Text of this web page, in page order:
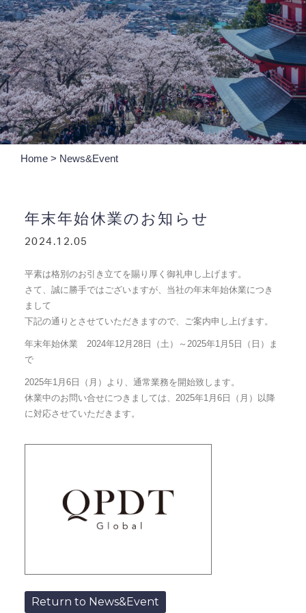
Home > News&Event
年末年始休業のお知らせ
2024.12.05
平素は格別のお引き立てを賜り厚く御礼申し上げます。
さて、誠に勝手ではございますが、当社の年末年始休業につき
まして
下記の通りとさせていただきますので、ご案内申し上げます。
年末年始休業 2024年12月28日（土）～2025年1月5日（日）ま
で
2025年1月6日（月）より、通常業務を開始致します。
休業中のお問い合せにつきましては、2025年1月6日（月）以降
に対応させていただきます。
Return to News&Event